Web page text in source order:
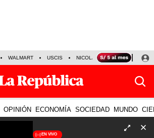
WALMART USCIS NICOLÁS MADURO P-8
OPINIÓN ECONOMÍA SOCIEDAD MUNDO
EN VIVO